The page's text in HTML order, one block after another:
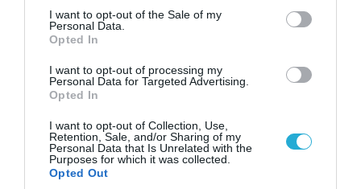
consent section.
I want to opt-out of the Sale of my
Personal Data.
Opted In
I want to opt-out of processing my
Personal Data for Targeted Advertising.
Opted In
I want to opt-out of Collection, Use,
Retention, Sale, and/or Sharing of my
Personal Data that Is Unrelated with the
Purposes for which it was collected.
Opted Out